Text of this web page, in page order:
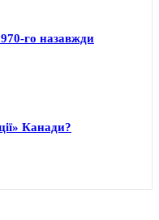
го назавжди
Канади?